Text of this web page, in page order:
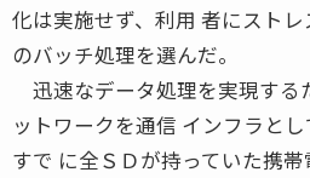
化は実施せず、利用 者にスト
のバッチ処理を選んだ。
迅速なデータ処理を実現する
ットワークを通信 インフラとし
すで に全ＳＤが持っていた携